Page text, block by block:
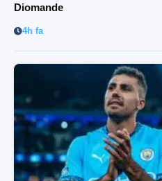
Diomande
4h fa